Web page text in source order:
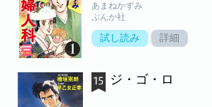
あまねかずみ
ぶんか社
試し読み 詳細
ジ・ゴ・ロ